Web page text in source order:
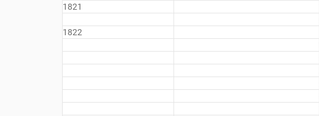
1821
1822